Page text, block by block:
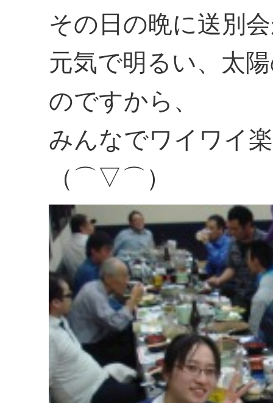
その日の晩に送別
元気で明るい、太
のですから、
みんなでワイワイ
（⌒▽⌒）